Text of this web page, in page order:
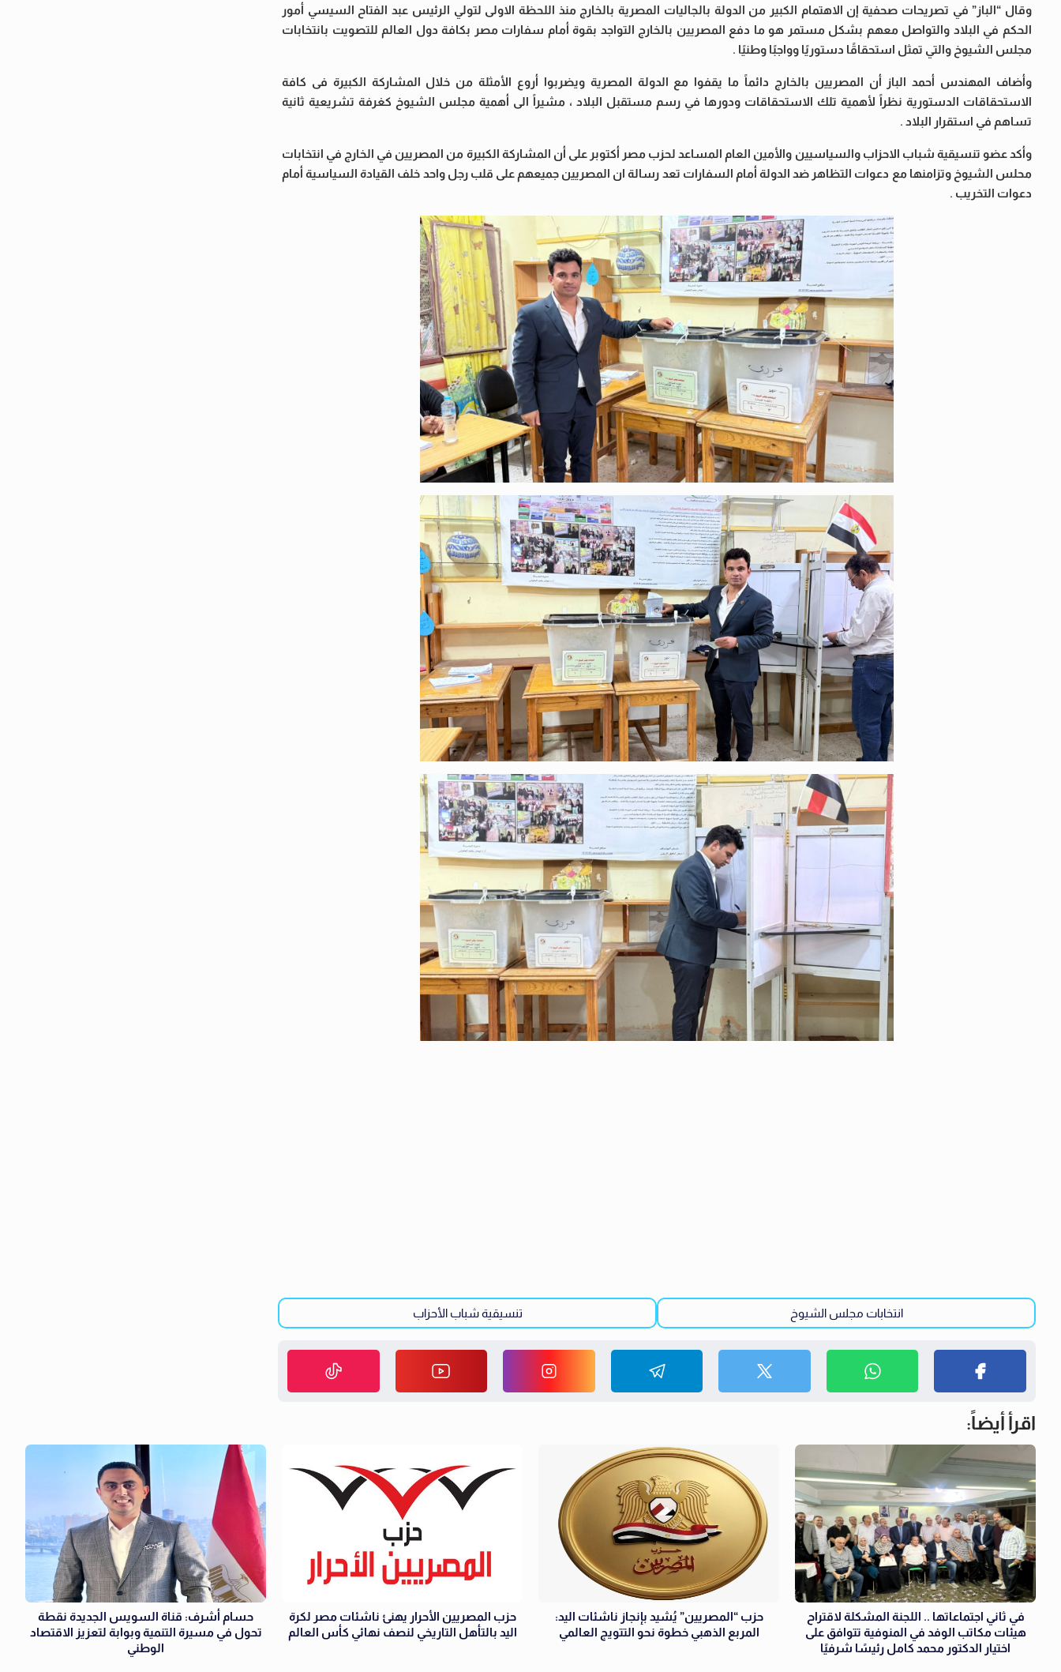
وقال “الباز” في تصريحات صحفية إن الاهتمام الكبير من الدولة بالجاليات المصرية بالخارج منذ اللحظة الاولى لتولي الرئيس عبد الفتاح السيسي أمور
الحكم في البلاد والتواصل معهم بشكل مستمر هو ما دفع المصريين بالخارج التواجد بقوة أمام سفارات مصر بكافة دول العالم للتصويت بانتخابات
مجلس الشيوخ والتي تمثل استحقاقًا دستوريًا وواجبًا وطنيًا .
وأضاف المهندس أحمد الباز أن المصريين بالخارج دائماً ما يقفوا مع الدولة المصرية ويضربوا أروع الأمثلة من خلال المشاركة الكبيرة فى كافة
الاستحقاقات الدستورية نظراً لأهمية تلك الاستحقاقات ودورها في رسم مستقبل البلاد ، مشيراً الى أهمية مجلس الشيوخ كغرفة تشريعية ثانية
تساهم في استقرار البلاد .
وأكد عضو تنسيقية شباب الاحزاب والسياسيين والأمين العام المساعد لحزب مصر أكتوبر على أن المشاركة الكبيرة من المصريين في الخارج في انتخابات
محلس الشيوخ وتزامنها مع دعوات التظاهر ضد الدولة أمام السفارات تعد رسالة ان المصريين جميعهم على قلب رجل واحد خلف القيادة السياسية أمام
دعوات التخريب .
انتخابات مجلس الشيوخ تنسيقية شباب الأحزاب
اقرأ أيضاً:
في ثاني اجتماعاتها .. اللجنة المشكلة لاقتراح
هيئات مكاتب الوفد في المنوفية تتوافق على
اختيار الدكتور محمد كامل رئيسًا شرفيًا
حزب “المصريين” يُشيد بإنجاز ناشئات اليد:
المربع الذهبي خطوة نحو التتويج العالمي
حزب المصريين الأحرار يهنئ ناشئات مصر لكرة
اليد بالتأهل التاريخي لنصف نهائي كأس العالم
حسام أشرف: قناة السويس الجديدة نقطة
تحول في مسيرة التنمية وبوابة لتعزيز الاقتصاد
الوطني